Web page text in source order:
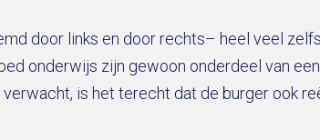
door links en door rechts– heel veel
onderwijs zijn gewoon onderdeel van
is het terecht dat de burger ook